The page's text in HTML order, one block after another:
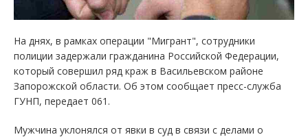
На днях, в рамках операции "Мигрант", сотрудники
полиции задержали гражданина Российской Федерации,
который совершил ряд краж в Васильевском районе
Запорожской области. Об этом сообщает пресс-служба
ГУНП, передает 061.
Мужчина уклонялся от явки в суд в связи с делами о